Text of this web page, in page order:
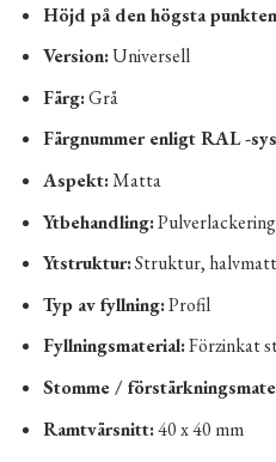
Höjd på den högsta
Version:Universell
Färg:Grå
Färgnummer enligt RAL -
Aspekt:​​Matta
Ytbehandling:Pulverlackering
Ytstruktur:Struktur, halvmatt
Typ av fyllning:Profil
Fyllningsmaterial:Förzinkat
Stomme /
Ramtvärsnitt:40 x 40 mm